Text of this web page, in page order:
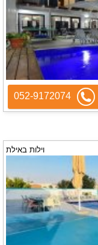
052-9172074
וילות באילת